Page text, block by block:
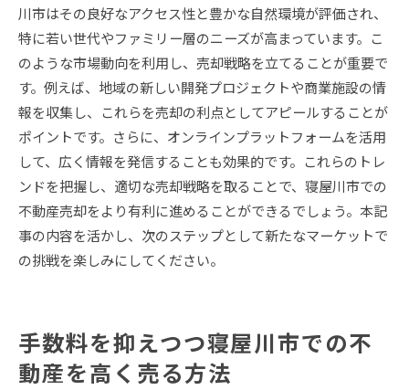
川市はその良好なアクセス性と豊かな自然環境が評価され、
特に若い世代やファミリー層のニーズが高まっています。こ
のような市場動向を利用し、売却戦略を立てることが重要で
す。例えば、地域の新しい開発プロジェクトや商業施設の情
報を収集し、これらを売却の利点としてアピールすることが
ポイントです。さらに、オンラインプラットフォームを活用
して、広く情報を発信することも効果的です。これらのトレ
ンドを把握し、適切な売却戦略を取ることで、寝屋川市での
不動産売却をより有利に進めることができるでしょう。本記
事の内容を活かし、次のステップとして新たなマーケットで
の挑戦を楽しみにしてください。
手数料を抑えつつ寝屋川市での不
動産を高く売る方法